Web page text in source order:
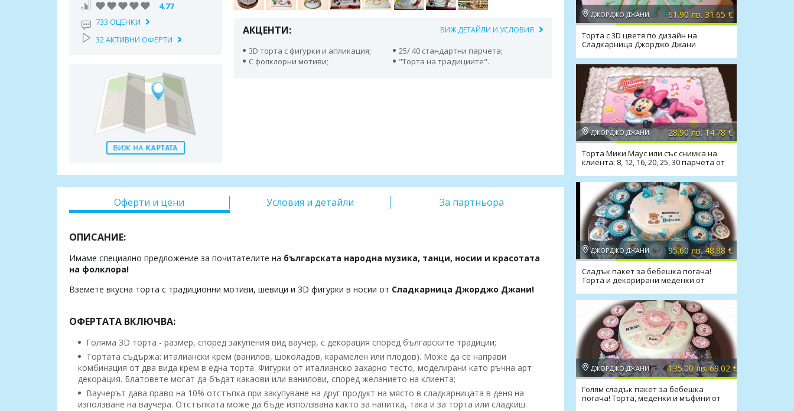
АКЦЕНТИ: ВИЖ ДЕТАЙЛИ И УСЛОВИЯ
3D торта с фигурки и апликация;
25/ 40 стандартни парчета;
С фолклорни мотиви;
"Торта на традициите".
4.77
733 ОЦЕНКИ
32 АКТИВНИ ОФЕРТИ
Оферти и цени Условия и детайли За партньора
ОПИСАНИЕ:
Имаме специално предложение за почитателите на българската народна музика, танци, носии и красотата
на фолклора!
Вземете вкусна торта с традиционни мотиви, шевици и 3D фигурки в носии от Сладкарница Джорджо Джани!
ОФЕРТАТА ВКЛЮЧВА:
Голяма 3D торта - размер, според закупения вид ваучер, с декорация според българските традиции;
Тортата съдържа: италиански крем (ванилов, шоколадов, карамелен или плодов). Може да се направи
комбинация от два вида крем в една торта. Фигурки от италианско захарно тесто, моделирани като ръчна арт
декорация. Блатовете могат да бъдат какаови или ванилови, според желанието на клиента;
Ваучерът дава право на 10% отстъпка при закупуване на друг продукт на място в сладкарницата в деня на
използване на ваучера. Отстъпката може да бъде използвана както за напитка, така и за торта или сладкиш.
ДЖОРДЖО ДЖАНИ 61.90 лв. 31.65 €
Торта с 3D цветя по дизайн на
Сладкарница Джорджо Джани
ДЖОРДЖО ДЖАНИ 28.90 лв. 14.78 €
Торта Мики Маус или със снимка на
клиента: 8, 12, 16, 20, 25, 30 парчета от
ДЖОРДЖО ДЖАНИ 95.60 лв. 48.88 €
Сладък пакет за бебешка погача!
Торта и декорирани меденки от
ДЖОРДЖО ДЖАНИ 135.00 лв. 69.02 €
Голям сладък пакет за бебешка
погача! Торта, меденки и мъфини от